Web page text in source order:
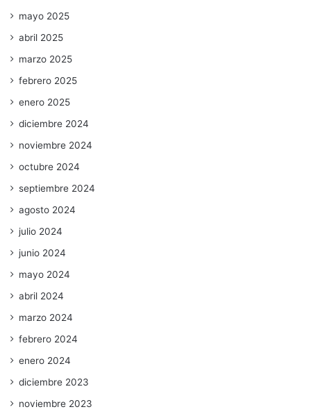
mayo 2025
abril 2025
marzo 2025
febrero 2025
enero 2025
diciembre 2024
noviembre 2024
octubre 2024
septiembre 2024
agosto 2024
julio 2024
junio 2024
mayo 2024
abril 2024
marzo 2024
febrero 2024
enero 2024
diciembre 2023
noviembre 2023